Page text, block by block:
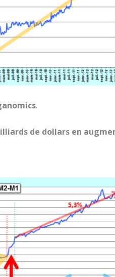
.
de dollars en